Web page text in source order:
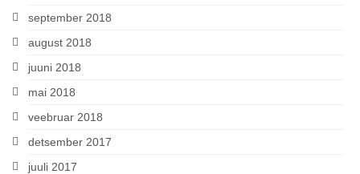
september 2018
august 2018
juuni 2018
mai 2018
veebruar 2018
detsember 2017
juuli 2017